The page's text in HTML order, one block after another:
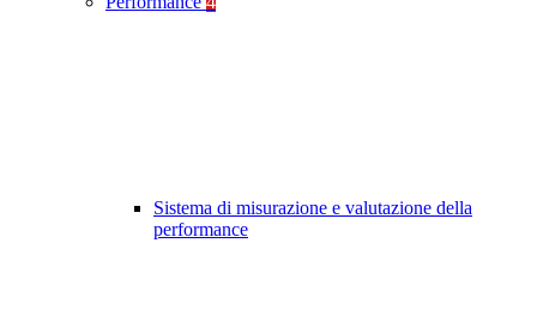
Sistema di misurazione e valutazione della
performance